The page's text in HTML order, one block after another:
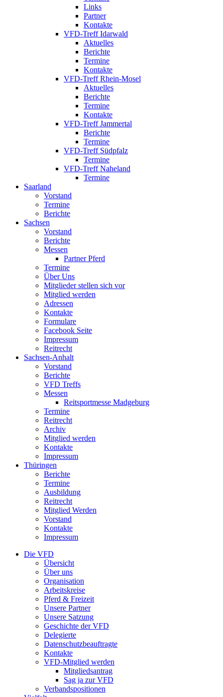
Links
Partner
Kontakte
VFD-Treff Idarwald
Aktuelles
Berichte
Termine
Kontakte
VFD-Treff Rhein-Mosel
Aktuelles
Berichte
Termine
Kontakte
VFD-Treff Jammertal
Berichte
Termine
VFD-Treff Südpfalz
Termine
VFD-Treff Naheland
Termine
Saarland
Vorstand
Termine
Berichte
Sachsen
Vorstand
Berichte
Messen
Partner Pferd
Termine
Über Uns
Mitglieder stellen sich vor
Mitglied werden
Adressen
Kontakte
Formulare
Facebook Seite
Impressum
Reitrecht
Sachsen-Anhalt
Vorstand
Berichte
VFD Treffs
Messen
Reitsportmesse Madgeburg
Termine
Reitrecht
Archiv
Mitglied werden
Kontakte
Impressum
Thüringen
Berichte
Termine
Ausbildung
Reitrecht
Mitglied Werden
Vorstand
Kontakte
Impressum
Die VFD
Übersicht
Über uns
Organisation
Arbeitskreise
Pferd & Freizeit
Unsere Partner
Unsere Satzung
Geschichte der VFD
Delegierte
Datenschutzbeauftragte
Kontakte
VFD-Mitglied werden
Mitgliedsantrag
Sag ja zur VFD
Verbandspositionen